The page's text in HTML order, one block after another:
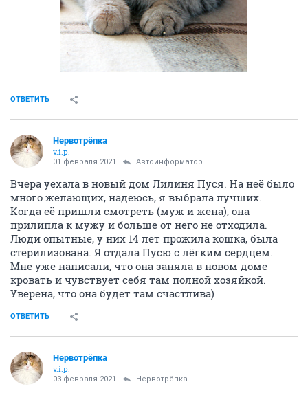
ОТВЕТИТЬ
Нервотрёпка
v.i.p.
01 февраля 2021 Автоинформатор
Вчера уехала в новый дом Лилиня Пуся. На неё было
много желающих, надеюсь, я выбрала лучших.
Когда её пришли смотреть (муж и жена), она
прилипла к мужу и больше от него не отходила.
Люди опытные, у них 14 лет прожила кошка, была
стерилизована. Я отдала Пусю с лёгким сердцем.
Мне уже написали, что она заняла в новом доме
кровать и чувствует себя там полной хозяйкой.
Уверена, что она будет там счастлива)
ОТВЕТИТЬ
Нервотрёпка
v.i.p.
03 февраля 2021 Нервотрёпка